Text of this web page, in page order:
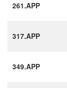
261.APP
317.APP
349.APP